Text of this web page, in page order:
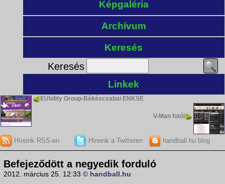
Képgaléria
Archívum
Keresés
Keresés
Linkek
EUbility Group-Békéscsabai ENKSE
V-Man fotói
Híreink RSS-en Híreink a Twitteren handball.hu blog
Befejeződött a negyedik forduló
2012. március 25. 12:33 © handball.hu